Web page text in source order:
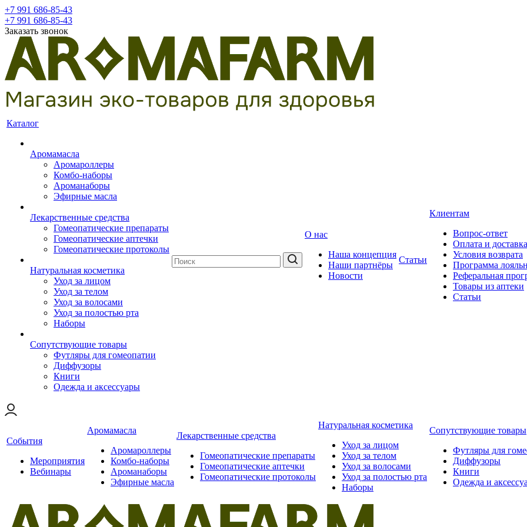
+7 991 686-85-43
+7 991 686-85-43
Заказать звонок
Каталог
Аромамасла
Аромароллеры
Комбо-наборы
Ароманаборы
Эфирные масла
Лекарственные средства
Гомеопатические препараты
Гомеопатические аптечки
Гомеопатические протоколы
Натуральная косметика
Уход за лицом
Уход за телом
Уход за волосами
Уход за полостью рта
Наборы
Сопутствующие товары
Футляры для гомеопатии
Диффузоры
Книги
Одежда и аксессуары
О нас
Наша концепция
Наши партнёры
Новости
Статьи
Клиентам
Вопрос-ответ
Оплата и доставка
Условия возврата
Программа
Реферальная
Товары из аптеки
Статьи
События
Мероприятия
Вебинары
Аромамасла
Аромароллеры
Комбо-наборы
Ароманаборы
Эфирные масла
Лекарственные средства
Гомеопатические препараты
Гомеопатические аптечки
Гомеопатические протоколы
Натуральная косметика
Уход за лицом
Уход за телом
Уход за волосами
Уход за полостью рта
Наборы
Сопутствующие товары
Футляры для
Диффузоры
Книги
Одежда и